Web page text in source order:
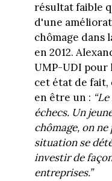
résultat faible
d'une
chômage dans
en 2012.
UMP-UDI pour
cet état de fait,
en être un :
échecs. Un
chômage, on
situation se
investir de
entreprises.”